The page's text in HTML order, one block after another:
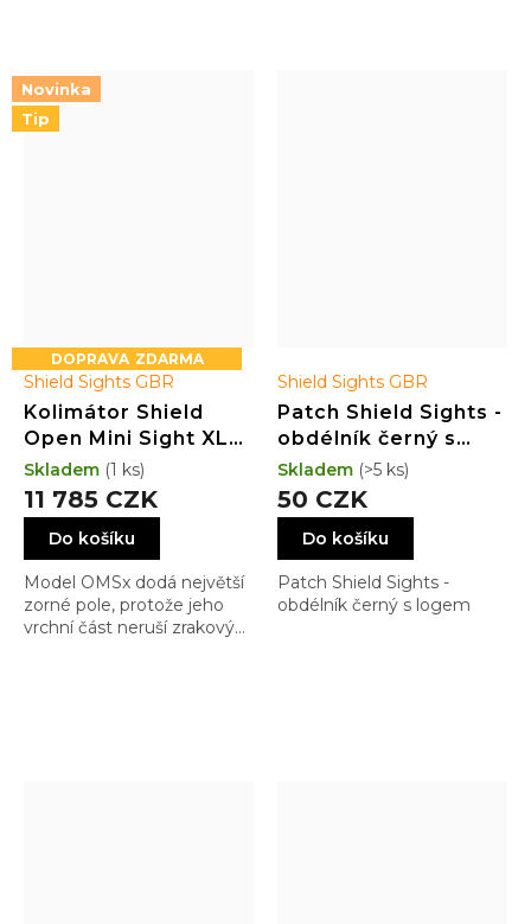
Novinka
Tip
ZDARMA
Shield Sights GBR
Kolimátor Shield
Open Mini Sight XL
(OMSx) GLASS
edition 8MOA Dot
(6,5MOA)
11 785 CZK
Do košíku
Model OMSx dodá největší
zorné pole, protože jeho
vrchní část neruší zrakový
Skladem (1 ks)
Shield Sights GBR
Patch Shield Sights -
obdélník černý s
logem
50 CZK
Do košíku
Patch Shield Sights -
obdélník černý s logem
Skladem (>5 ks)